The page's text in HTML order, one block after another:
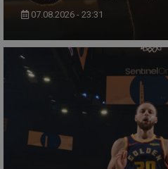
07.08.2026 - 23:31